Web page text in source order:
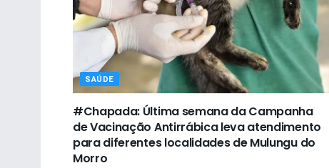
SAÚDE
#Chapada: Última semana da Campanha
de Vacinação Antirrábica leva atendimento
para diferentes localidades de Mulungu do
Morro